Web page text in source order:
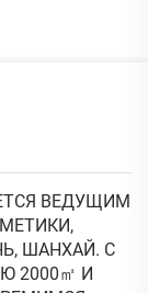
ВЕДУЩИМ
ШАНХАЙ. С
㎡ И